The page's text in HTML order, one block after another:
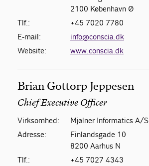
2100 København Ø
Tlf.:
+45 7020 7780
E-mail:
info@conscia.dk
Website:
www.conscia.dk
Brian Gottorp Jeppesen
Chief Executive Officer
Virksomhed:
Mjølner Informatics A/S
Adresse:
Finlandsgade 10
8200 Aarhus N
Tlf.:
+45 7027 4343